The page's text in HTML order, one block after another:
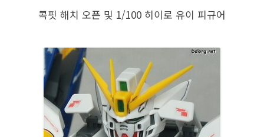
콕핏 해치 오픈 및 1/100 히이로 유이 피규어